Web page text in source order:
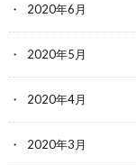
2020年6月
2020年5月
2020年4月
2020年3月